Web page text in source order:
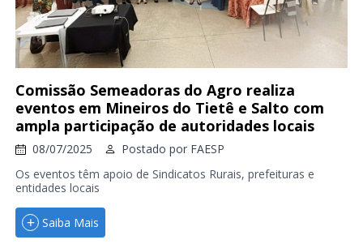
Comissão Semeadoras do Agro realiza
eventos em Mineiros do Tietê e Salto com
ampla participação de autoridades locais
08/07/2025 Postado por FAESP
Os eventos têm apoio de Sindicatos Rurais, prefeituras e
entidades locais
Saiba Mais